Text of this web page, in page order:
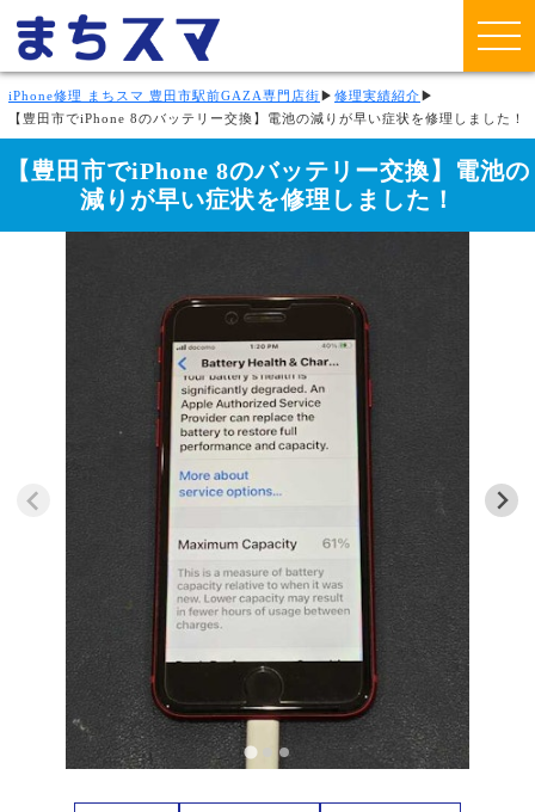
iPhone修理 まちスマ 豊田市駅前GAZA専門店街 ▶ 修理実績紹介 ▶
【豊田市でiPhone 8のバッテリー交換】電池の減りが早い症状を修理しました！
【豊田市でiPhone 8のバッテリー交換】電池の
減りが早い症状を修理しました！